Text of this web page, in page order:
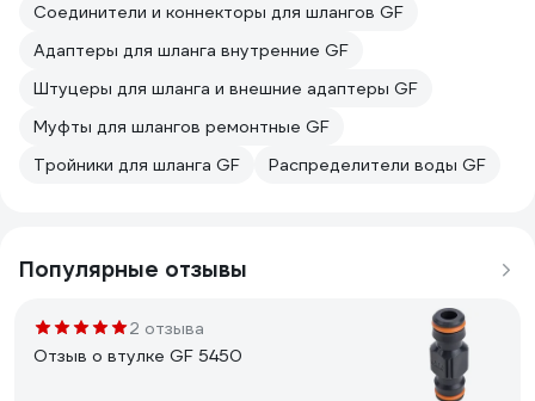
Соединители и коннекторы для шлангов GF
Адаптеры для шланга внутренние GF
Штуцеры для шланга и внешние адаптеры GF
Муфты для шлангов ремонтные GF
Тройники для шланга GF
Распределители воды GF
Популярные отзывы
2 отзыва
Отзыв о втулке GF 5450